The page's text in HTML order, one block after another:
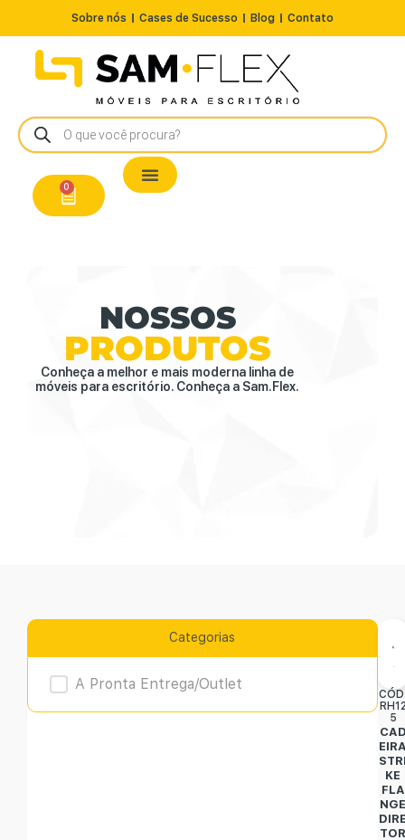
Sobre nós Cases de Sucesso Blog Contato
0
NOSSOS
PRODUTOS
Conheça a melhor e mais moderna linha de
móveis para escritório. Conheça a Sam.Flex.
Categorias
Product Archive
A Pronta Entrega/Outlet
5
KE
FLA